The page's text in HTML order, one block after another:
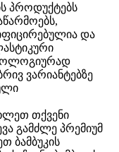
პროდუქტებს
და
ვარიანტებზე
თქვენი
გამძლე პრემიუმ
ბამბუკის